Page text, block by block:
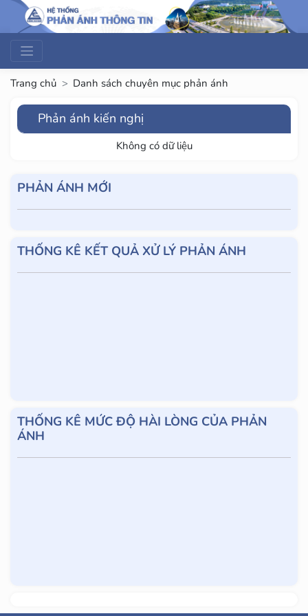
Trang chủ Danh sách chuyên mục phản ánh
Phản ánh kiến nghị
Không có dữ liệu
PHẢN ÁNH MỚI
THỐNG KÊ KẾT QUẢ XỬ LÝ PHẢN ÁNH
THỐNG KÊ MỨC ĐỘ HÀI LÒNG CỦA PHẢN
ÁNH